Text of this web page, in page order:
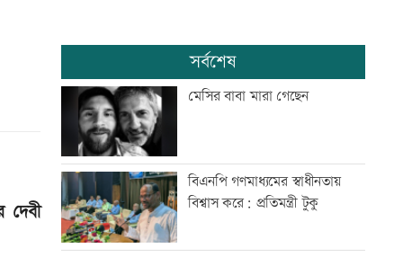
দেবী
সর্বশেষ
মেসির বাবা মারা গেছেন
বিএনপি গণমাধ্যমের স্বাধীনতায়
বিশ্বাস করে: প্রতিমন্ত্রী টুকু